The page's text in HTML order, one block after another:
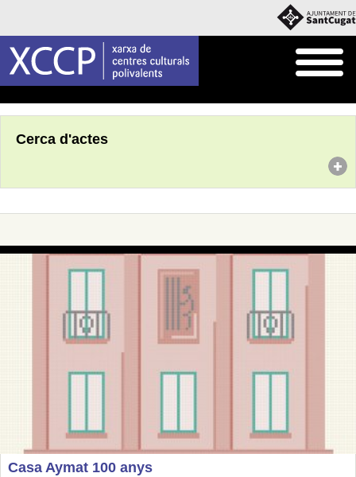
Cerca d'actes
Casa Aymat 100 anys